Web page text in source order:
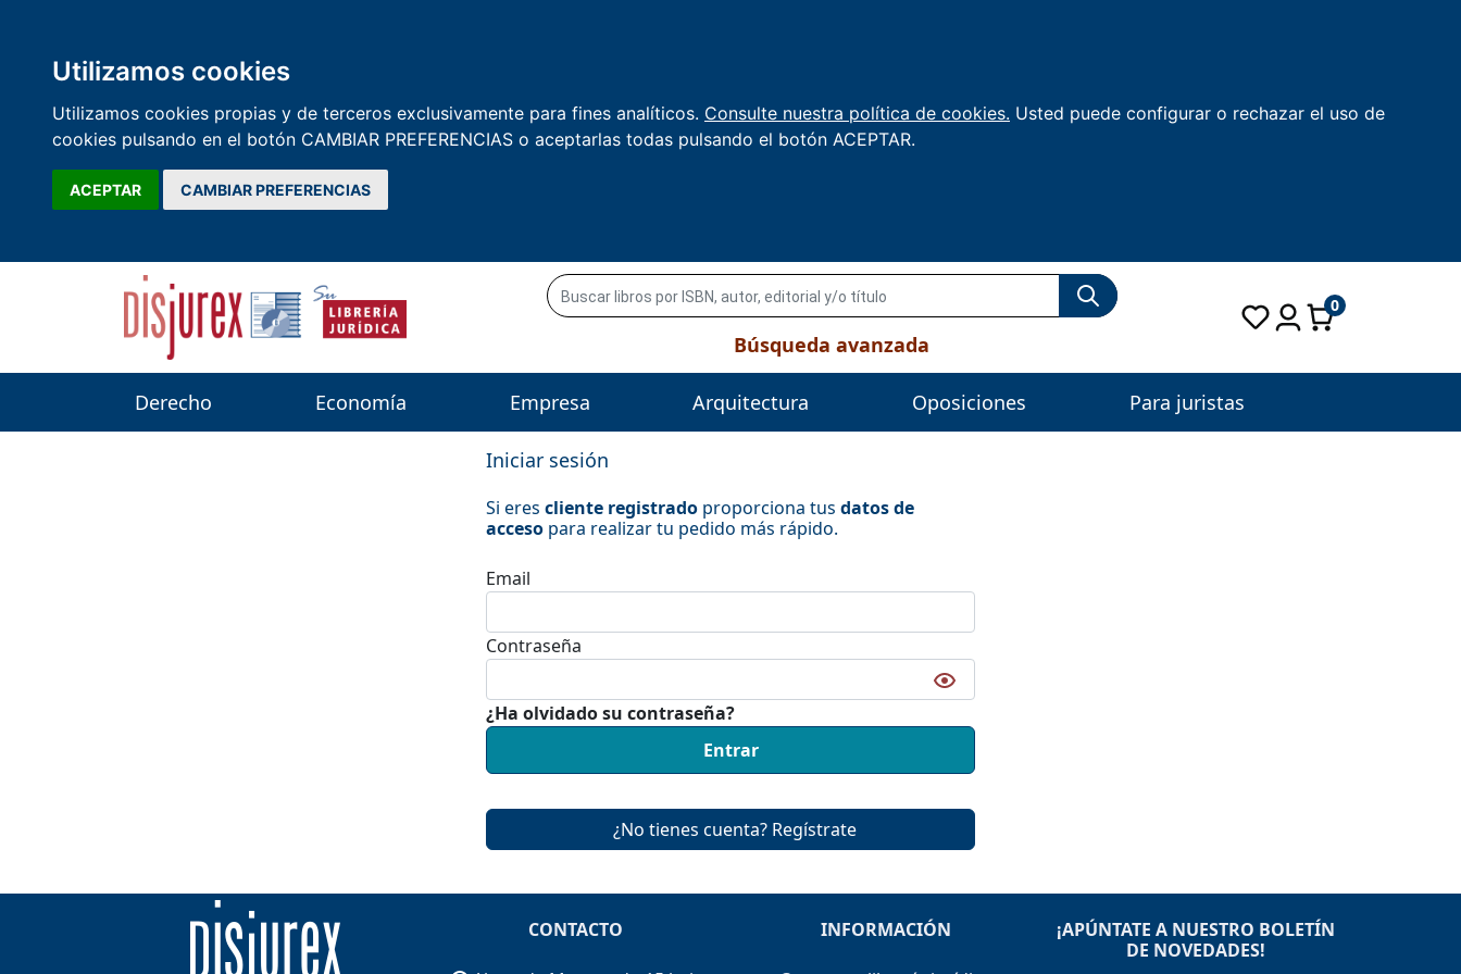
Utilizamos cookies
Utilizamos cookies propias y de terceros exclusivamente para fines analíticos. Consulte nuestra política de cookies. Usted puede configurar o rechazar el uso de
cookies pulsando en el botón CAMBIAR PREFERENCIAS o aceptarlas todas pulsando el botón ACEPTAR.
ACEPTAR CAMBIAR PREFERENCIAS
Búsqueda avanzada
0
Derecho Economía Empresa Arquitectura Oposiciones Para juristas
Iniciar sesión
Si eres cliente registrado proporciona tus datos de
acceso para realizar tu pedido más rápido.
Email
Contraseña
¿Ha olvidado su contraseña?
Entrar
¿No tienes cuenta? Regístrate
CONTACTO INFORMACIÓN
¡APÚNTATE A NUESTRO BOLETÍN
DE NOVEDADES!